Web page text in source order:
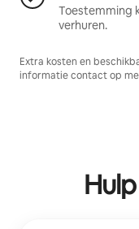
Toestemming
verhuren.
Extra kosten en
informatie contact op